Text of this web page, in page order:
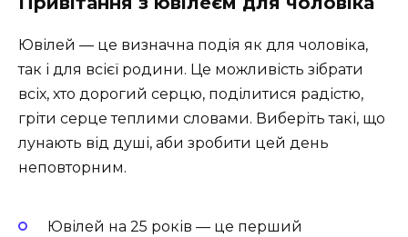
Ювілей — це визначна подія як для чоловіка,
так і для всієї родини. Це можливість зібрати
всіх, хто дорогий серцю, поділитися радістю,
гріти серце теплими словами. Виберіть такі, що
лунають від душі, аби зробити цей день
неповторним.
Ювілей на 25 років — це перший